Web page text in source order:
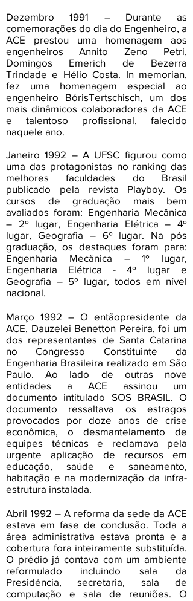
Dezembro 1991 – Durante as
comemorações do dia do Engenheiro, a
ACE prestou uma homenagem aos
engenheiros Annito Zeno Petri,
Domingos Emerich de Bezerra
Trindade e Hélio Costa. In memorian,
fez uma homenagem especial ao
engenheiro BórisTertschisch, um dos
mais dinâmicos colaboradores da ACE
e talentoso profissional, falecido
naquele ano.
Janeiro 1992 – A UFSC figurou como
uma das protagonistas no ranking das
melhores faculdades do Brasil
publicado pela revista Playboy. Os
cursos de graduação mais bem
avaliados foram: Engenharia Mecânica
– 2º lugar, Engenharia Elétrica – 4º
lugar, Geografia – 6º lugar. Na pós
graduação, os destaques foram para:
Engenharia Mecânica – 1º lugar,
Engenharia Elétrica - 4º lugar e
Geografia – 5º lugar, todos em nível
nacional.
Março 1992 – O entãopresidente da
ACE, Dauzelei Benetton Pereira, foi um
dos representantes de Santa Catarina
no Congresso Constituinte da
Engenharia Brasileira realizado em São
Paulo. Ao lado de outras nove
entidades a ACE assinou um
documento intitulado SOS BRASIL. O
documento ressaltava os estragos
provocados por doze anos de crise
econômica, o desmantelamento de
equipes técnicas e reclamava pela
urgente aplicação de recursos em
educação, saúde e saneamento,
habitação e na modernização da infra-
estrutura instalada.
Abril 1992 – A reforma da sede da ACE
estava em fase de conclusão. Toda a
área administrativa estava pronta e a
cobertura fora inteiramente substituída.
O prédio já contava com um ambiente
reformulado incluindo sala da
Presidência, secretaria, sala de
computação e sala de reuniões. O